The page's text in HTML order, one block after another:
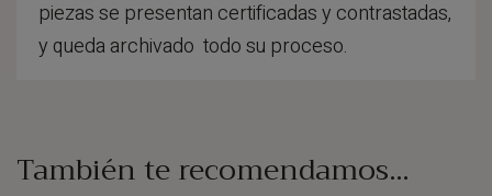
piezas se presentan certificadas y contrastadas,
y queda archivado todo su proceso.
También te recomendamos…